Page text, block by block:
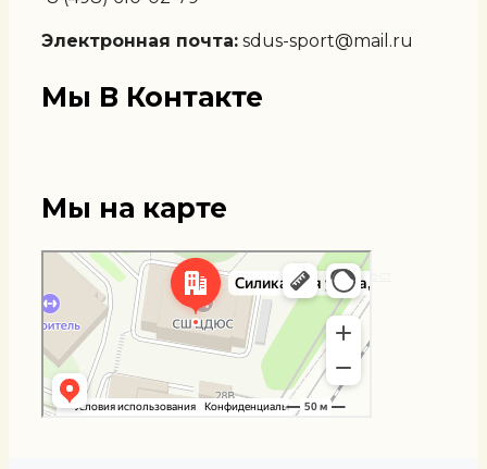
Электронная почта: sdus-sport@mail.ru
Мы В Контакте
Мы на карте
Мытищи
Яндекс Карты — транспорт, навигация, поиск мест